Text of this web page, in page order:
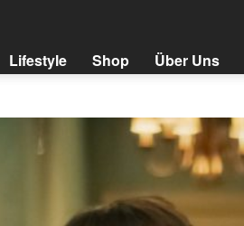
Lifestyle Shop Über Uns